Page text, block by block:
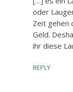
oder
Zeit gehen
Geld.
ihr diese
REPLY